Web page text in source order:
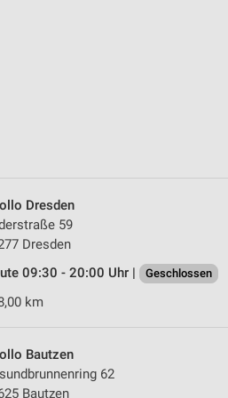
Dresden
59
Dresden
09:30 - 20:00 Uhr |
Geschlossen
km
Bautzen
62
Bautzen
angeforderten Informationen